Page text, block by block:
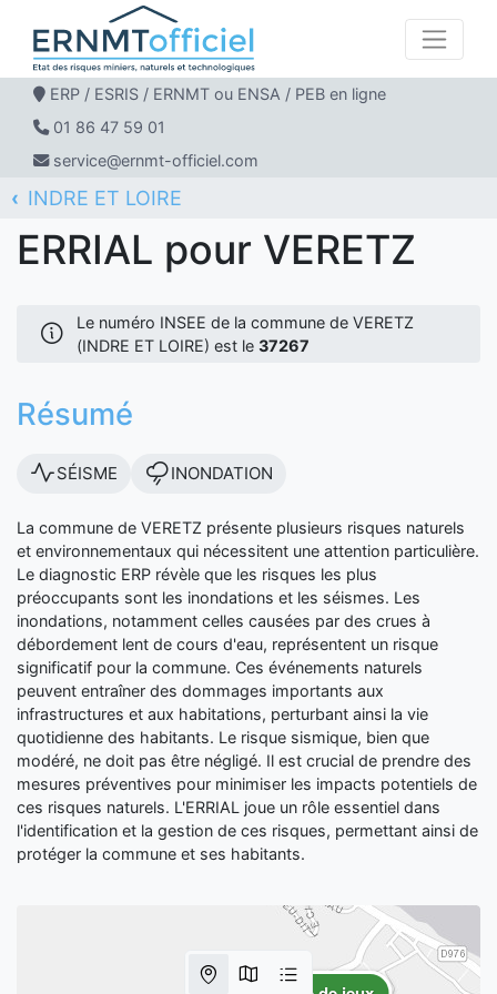
ERP / ESRIS / ERNMT ou ENSA / PEB en ligne
01 86 47 59 01
service@ernmt-officiel.com
ERNMT Officiel
ERRIAL
INDRE ET LOIRE
VERETZ
ERRIAL pour VERETZ
Le numéro INSEE de la commune de VERETZ
(INDRE ET LOIRE) est le 37267
Résumé
SÉISME INONDATION
La commune de VERETZ présente plusieurs risques naturels
et environnementaux qui nécessitent une attention particulière.
Le diagnostic ERP révèle que les risques les plus
préoccupants sont les inondations et les séismes. Les
inondations, notamment celles causées par des crues à
débordement lent de cours d'eau, représentent un risque
significatif pour la commune. Ces événements naturels
peuvent entraîner des dommages importants aux
infrastructures et aux habitations, perturbant ainsi la vie
quotidienne des habitants. Le risque sismique, bien que
modéré, ne doit pas être négligé. Il est crucial de prendre des
mesures préventives pour minimiser les impacts potentiels de
ces risques naturels. L'ERRIAL joue un rôle essentiel dans
l'identification et la gestion de ces risques, permettant ainsi de
protéger la commune et ses habitants.